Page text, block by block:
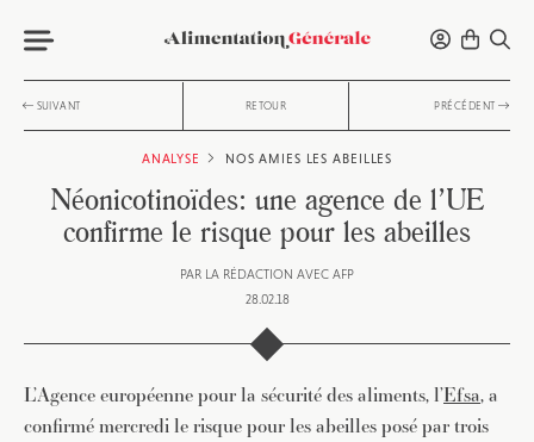
SUIVANT RETOUR PRÉCÉDENT
ANALYSE NOS AMIES LES ABEILLES
Néonicotinoïdes: une agence de l’UE
confirme le risque pour les abeilles
PAR LA RÉDACTION AVEC AFP
28.02.18
L’Agence européenne pour la sécurité des aliments, l’Efsa, a
confirmé mercredi le risque pour les abeilles posé par trois